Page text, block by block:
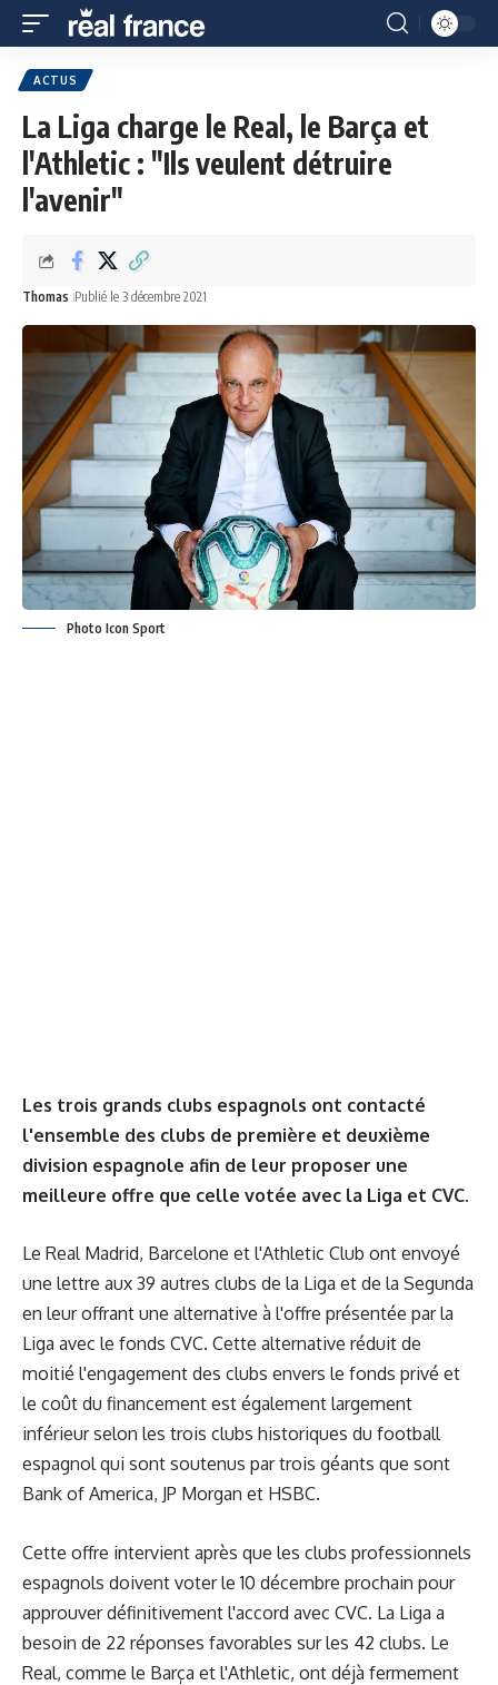
ACTUS
La Liga charge le Real, le Barça et
l'Athletic : "Ils veulent détruire
l'avenir"
Thomas Publié le 3 décembre 2021
Photo Icon Sport
Les trois grands clubs espagnols ont contacté
l'ensemble des clubs de première et deuxième
division espagnole afin de leur proposer une
meilleure offre que celle votée avec la Liga et CVC.
Le Real Madrid, Barcelone et l'Athletic Club ont envoyé
une lettre aux 39 autres clubs de la Liga et de la Segunda
en leur offrant une alternative à l'offre présentée par la
Liga avec le fonds CVC. Cette alternative réduit de
moitié l'engagement des clubs envers le fonds privé et
le coût du financement est également largement
inférieur selon les trois clubs historiques du football
espagnol qui sont soutenus par trois géants que sont
Bank of America, JP Morgan et HSBC.
Cette offre intervient après que les clubs professionnels
espagnols doivent voter le 10 décembre prochain pour
approuver définitivement l'accord avec CVC. La Liga a
besoin de 22 réponses favorables sur les 42 clubs. Le
Real, comme le Barça et l'Athletic, ont déjà fermement